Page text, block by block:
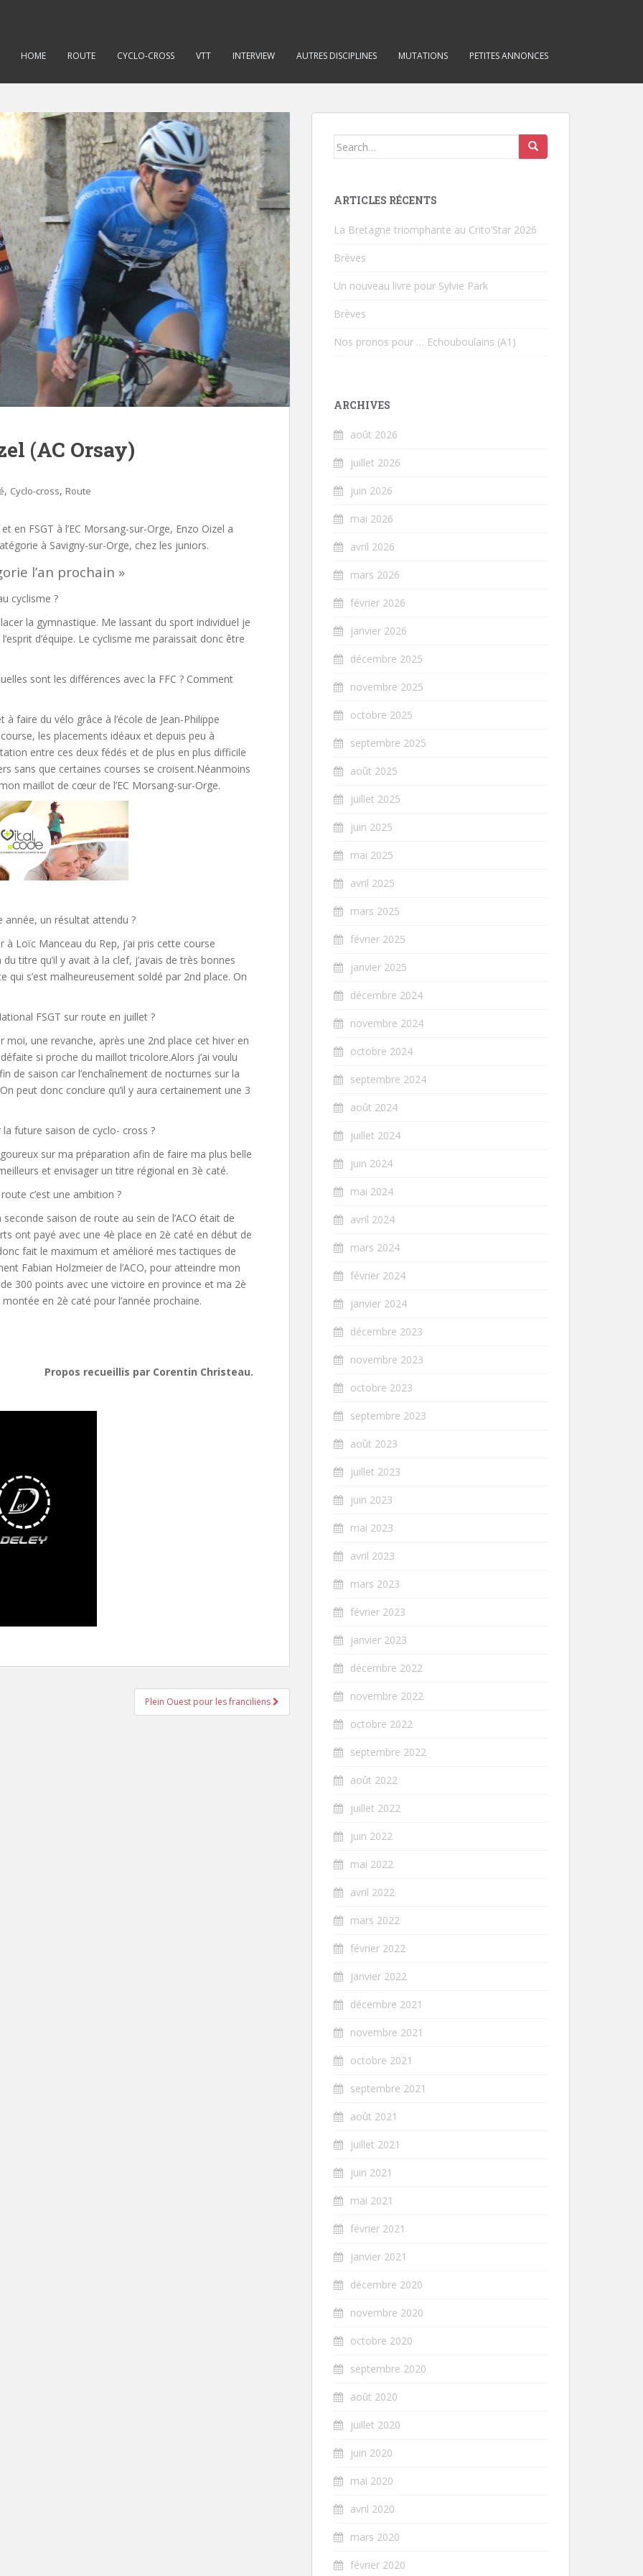
HOME ROUTE CYCLO-CROSS VTT INTERVIEW AUTRES DISCIPLINES MUTATIONS PETITES ANNONCES
(AC Orsay)
, Cyclo-cross, Route
en FSGT à l’EC Morsang-sur-Orge, Enzo Oizel a
à Savigny-sur-Orge, chez les juniors.
l’an prochain »
cyclisme ?
la gymnastique. Me lassant du sport individuel je
d’équipe. Le cyclisme me paraissait donc être
sont les différences avec la FFC ? Comment
à faire du vélo grâce à l’école de Jean-Philippe
les placements idéaux et depuis peu à
entre ces deux fédés et de plus en plus difficile
sans que certaines courses se croisent.Néanmoins
maillot de cœur de l’EC Morsang-sur-Orge.
année, un résultat attendu ?
à Loïc Manceau du Rep, j’ai pris cette course
titre qu’il y avait à la clef, j’avais de très bonnes
qui s’est malheureusement soldé par 2nd place. On
FSGT sur route en juillet ?
une revanche, après une 2nd place cet hiver en
si proche du maillot tricolore.Alors j’ai voulu
de saison car l’enchaînement de nocturnes sur la
peut donc conclure qu’il y aura certainement une 3
future saison de cyclo- cross ?
sur ma préparation afin de faire ma plus belle
et envisager un titre régional en 3è caté.
c’est une ambition ?
saison de route au sein de l’ACO était de
ont payé avec une 4è place en 2è caté en début de
fait le maximum et amélioré mes tactiques de
Fabian Holzmeier de l’ACO, pour atteindre mon
300 points avec une victoire en province et ma 2è
en 2è caté pour l’année prochaine.
Propos recueillis par Corentin Christeau.
Plein Ouest pour les franciliens
Search for:
ARTICLES RÉCENTS
La Bretagne triomphante au Crito’Star 2026
Brèves
Un nouveau livre pour Sylvie Park
Brèves
Nos pronos pour … Echouboulains (A1)
ARCHIVES
août 2026
juillet 2026
juin 2026
mai 2026
avril 2026
mars 2026
février 2026
janvier 2026
décembre 2025
novembre 2025
octobre 2025
septembre 2025
août 2025
juillet 2025
juin 2025
mai 2025
avril 2025
mars 2025
février 2025
janvier 2025
décembre 2024
novembre 2024
octobre 2024
septembre 2024
août 2024
juillet 2024
juin 2024
mai 2024
avril 2024
mars 2024
février 2024
janvier 2024
décembre 2023
novembre 2023
octobre 2023
septembre 2023
août 2023
juillet 2023
juin 2023
mai 2023
avril 2023
mars 2023
février 2023
janvier 2023
décembre 2022
novembre 2022
octobre 2022
septembre 2022
août 2022
juillet 2022
juin 2022
mai 2022
avril 2022
mars 2022
février 2022
janvier 2022
décembre 2021
novembre 2021
octobre 2021
septembre 2021
août 2021
juillet 2021
juin 2021
mai 2021
février 2021
janvier 2021
décembre 2020
novembre 2020
octobre 2020
septembre 2020
août 2020
juillet 2020
juin 2020
mai 2020
avril 2020
mars 2020
février 2020